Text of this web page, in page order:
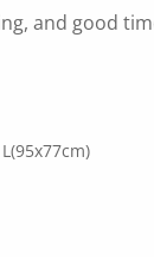
and good